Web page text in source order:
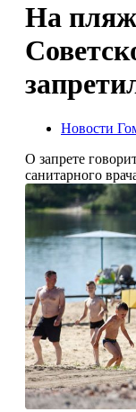
На
Новости
О запрете
санитарного